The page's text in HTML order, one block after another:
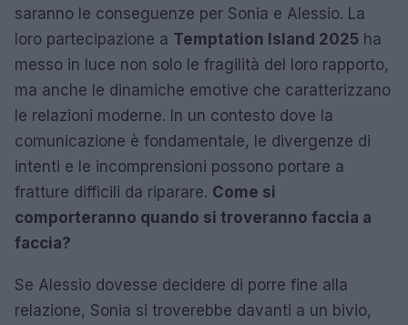
saranno le conseguenze per Sonia e Alessio. La
loro partecipazione a Temptation Island 2025 ha
messo in luce non solo le fragilità del loro rapporto,
ma anche le dinamiche emotive che caratterizzano
le relazioni moderne. In un contesto dove la
comunicazione è fondamentale, le divergenze di
intenti e le incomprensioni possono portare a
fratture difficili da riparare. Come si
comporteranno quando si troveranno faccia a
faccia?
Se Alessio dovesse decidere di porre fine alla
relazione, Sonia si troverebbe davanti a un bivio,